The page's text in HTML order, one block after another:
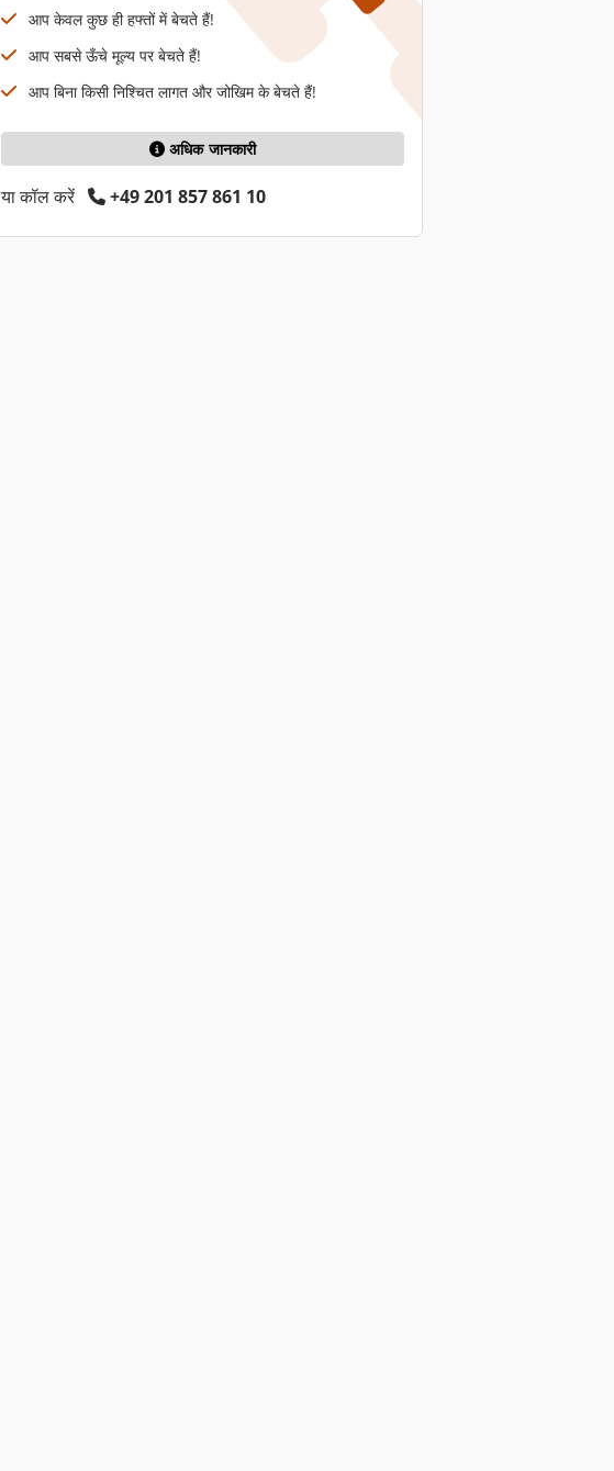
आप केवल कुछ ही हफ्तों में बेचते हैं!
आप सबसे ऊँचे मूल्य पर बेचते हैं!
आप बिना किसी निश्चित लागत और जोखिम के बेचते हैं!
अधिक जानकारी
या कॉल करें +49 201 857 861 10